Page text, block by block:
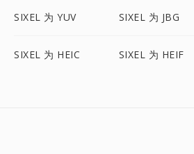
SIXEL 为 YUV SIXEL 为 JBG
SIXEL 为 HEIC SIXEL 为 HEIF